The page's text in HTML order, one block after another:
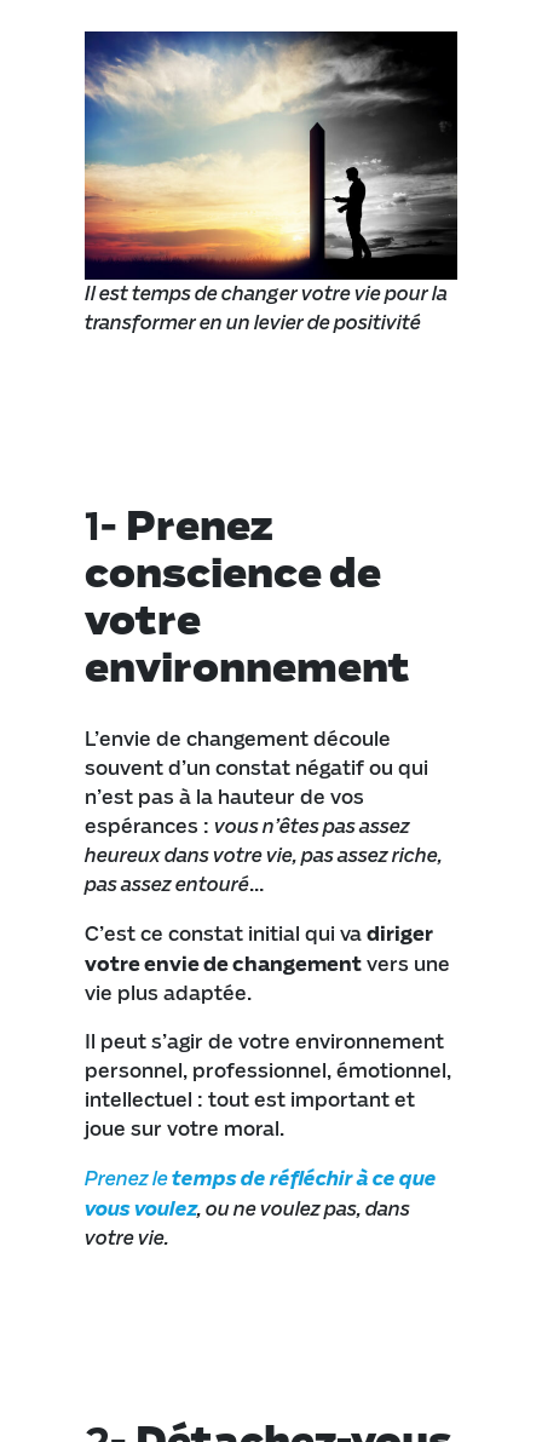
Il est temps de changer votre vie pour la
transformer en un levier de positivité
1- Prenez
conscience de
votre
environnement
L’envie de changement découle
souvent d’un constat négatif ou qui
n’est pas à la hauteur de vos
espérances : vous n’êtes pas assez
heureux dans votre vie, pas assez riche,
pas assez entouré…
C’est ce constat initial qui vadiriger
votre envie de changementvers une
vie plus adaptée.
Il peut s’agir de votre environnement
personnel, professionnel, émotionnel,
intellectuel : tout est important et
joue sur votre moral.
Prenez letemps de réfléchir à ce que
vous voulez, ou ne voulez pas, dans
votre vie.